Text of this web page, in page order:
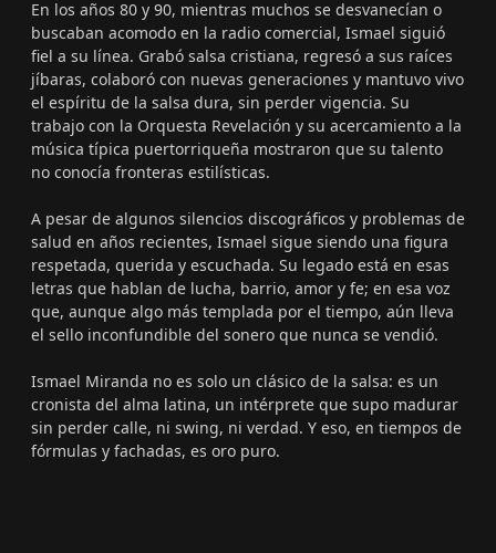
En los años 80 y 90, mientras muchos se desvanecían o
buscaban acomodo en la radio comercial, Ismael siguió
fiel a su línea. Grabó salsa cristiana, regresó a sus raíces
jíbaras, colaboró con nuevas generaciones y mantuvo vivo
el espíritu de la salsa dura, sin perder vigencia. Su
trabajo con la Orquesta Revelación y su acercamiento a la
música típica puertorriqueña mostraron que su talento
no conocía fronteras estilísticas.
A pesar de algunos silencios discográficos y problemas de
salud en años recientes, Ismael sigue siendo una figura
respetada, querida y escuchada. Su legado está en esas
letras que hablan de lucha, barrio, amor y fe; en esa voz
que, aunque algo más templada por el tiempo, aún lleva
el sello inconfundible del sonero que nunca se vendió.
Ismael Miranda no es solo un clásico de la salsa: es un
cronista del alma latina, un intérprete que supo madurar
sin perder calle, ni swing, ni verdad. Y eso, en tiempos de
fórmulas y fachadas, es oro puro.